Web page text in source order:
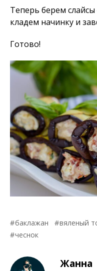
Теперь берем
кладем начинку и
Готово!
баклажан вяленый
чеснок
Жанна